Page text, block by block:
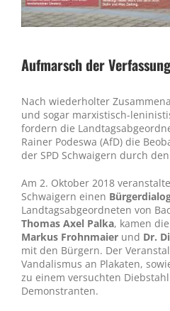
Aufmarsch der
Nach wiederholter
und sogar marxistisch-
fordern die
Rainer Podeswa (AfD) die
der SPD Schwaigern durch
Am 2. Oktober 2018
Schwaigern einen
Landtagsabgeordneten von
Thomas Axel Palka, kamen
Markus Frohnmaier und Dr.
mit den Bürgern. Der
Vandalismus an Plakaten,
zu einem versuchten
Demonstranten.